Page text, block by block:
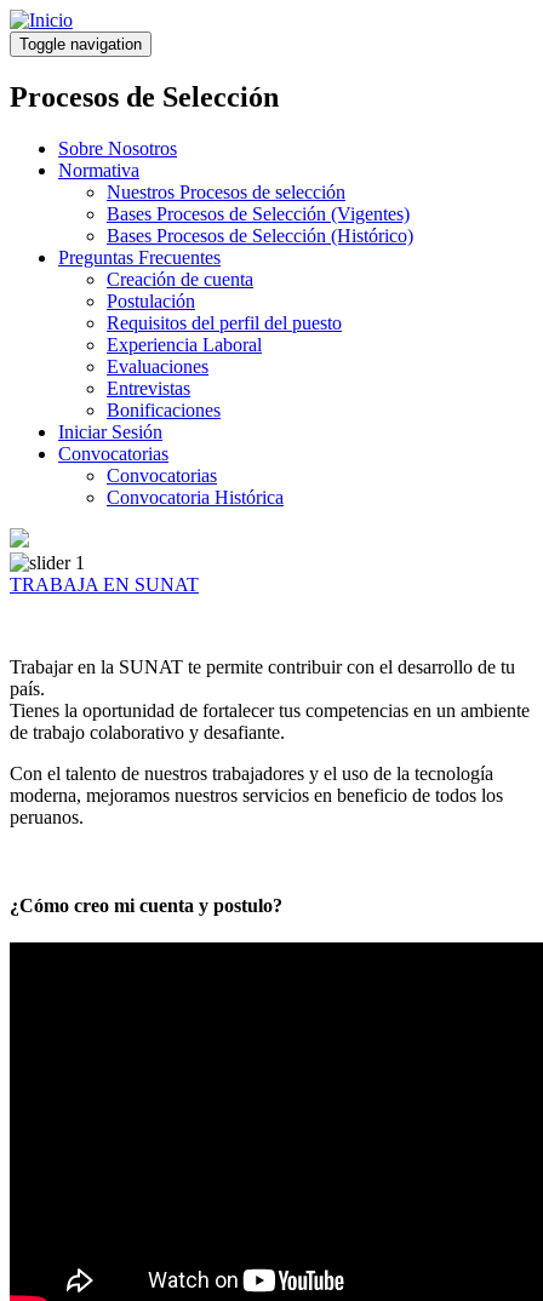
Pasar
al
contenido
principal
Toggle navigation
Procesos de Selección
Sobre Nosotros
Normativa
Nuestros Procesos de selección
Bases Procesos de Selección (Vigentes)
Bases Procesos de Selección (Histórico)
Preguntas Frecuentes
Creación de cuenta
Postulación
Requisitos del perfil del puesto
Experiencia Laboral
Evaluaciones
Entrevistas
Bonificaciones
Iniciar Sesión
Convocatorias
Convocatorias
Convocatoria Histórica
TRABAJA EN SUNAT
Trabajar en la SUNAT te permite contribuir con el desarrollo de tu
país.
Tienes la oportunidad de fortalecer tus competencias en un ambiente
de trabajo colaborativo y desafiante.
Con el talento de nuestros trabajadores y el uso de la tecnología
moderna, mejoramos nuestros servicios en beneficio de todos los
peruanos.
¿Cómo creo mi cuenta y postulo?